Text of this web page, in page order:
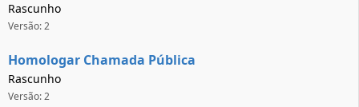
Rascunho
Versão: 2
Homologar Chamada Pública
Rascunho
Versão: 2